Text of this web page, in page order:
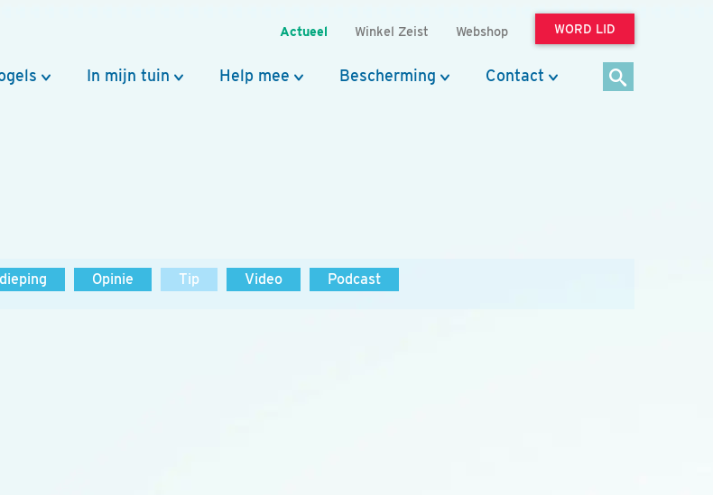
Actueel Winkel Zeist Webshop WORD LID
In mijn tuin Help mee Bescherming Contact
Opinie Tip Video Podcast